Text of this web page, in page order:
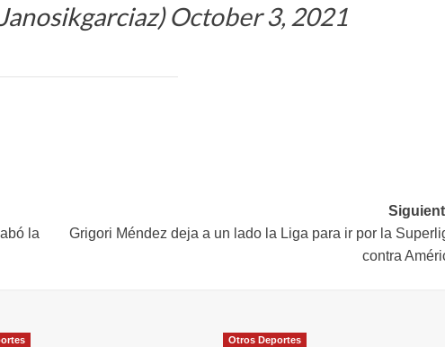
October 3, 2021
la
Grigori Méndez deja a un lado la Liga para ir por la
contra
Otros Deportes